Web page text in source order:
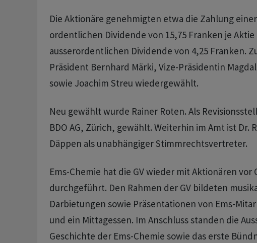
Die Aktionäre genehmigten etwa die Zahlung einer
ordentlichen Dividende von 15,75 Franken je
ausserordentlichen Dividende von 4,25 Franken.
Präsident Bernhard Märki, Vize-Präsidentin
sowie Joachim Streu wiedergewählt.
Neu gewählt wurde Rainer Roten. Als
BDO AG, Zürich, gewählt. Weiterhin im Amt ist Dr.
Däppen als unabhängiger Stimmrechtsvertreter.
Ems-Chemie hat die GV wieder mit Aktionären vor
durchgeführt. Den Rahmen der GV bildeten
Darbietungen sowie Präsentationen von Ems-
und ein Mittagessen. Im Anschluss standen die
Geschichte der Ems-Chemie sowie das erste